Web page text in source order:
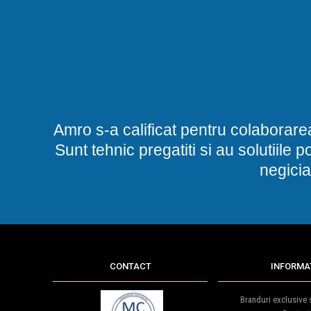
Amro s-a calificat pentru
Sunt tehnic pregatiti si au solutiile
CONTACT
Branduri exclusive